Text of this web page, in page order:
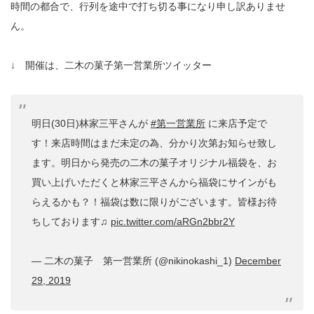
時間の都合で、行列を途中で打ち切る事になり申し訳ありませ
ん。
↓ 開催は、二木の菓子第一営業所ツイッター
明日(30日)林家三平さんが #第一営業所 に来店予定で
す！来店時間はまだ未定の為、分かり次第お知らせ致し
ます。明日から発売の二木の菓子オリジナル福袋を、お
買い上げいただくと林家三平さんから福袋にサインがも
らえるかも？！福袋は数に限りがございます。皆様お待
ちしております♫ pic.twitter.com/aRGn2bbr2Y
— 二木の菓子 第一営業所 (@nikinokashi_1) December
29, 2019